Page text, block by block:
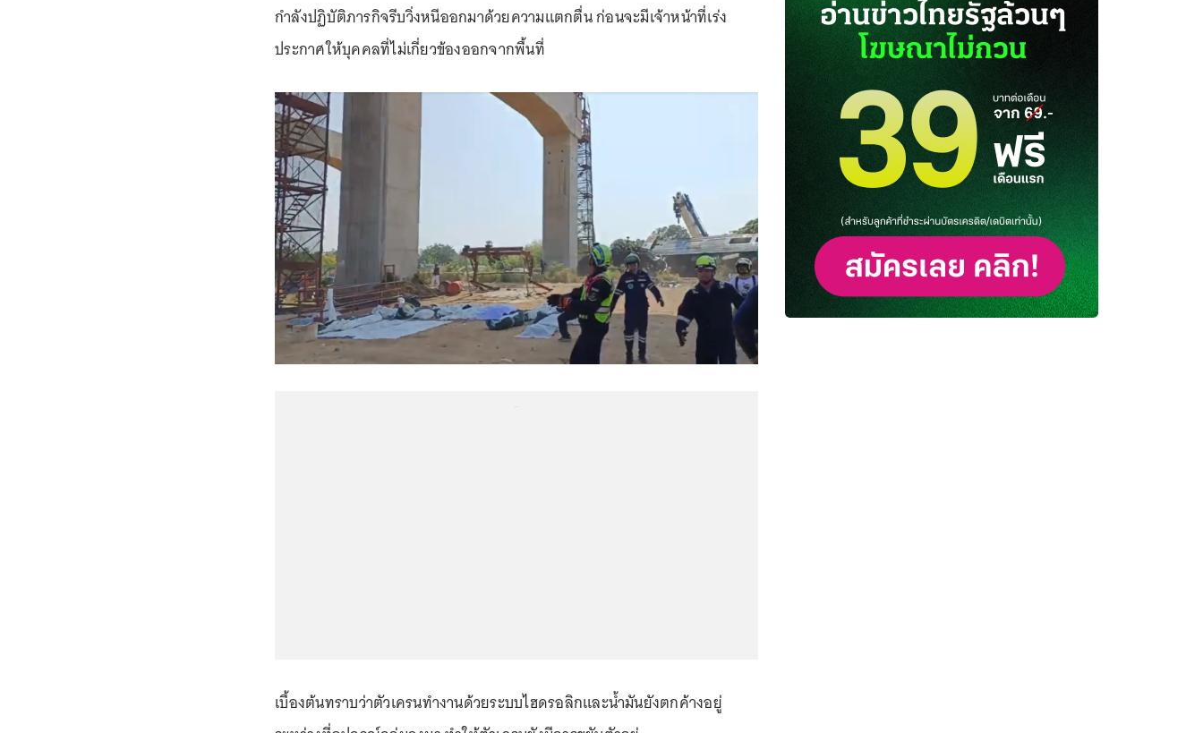
กำลังปฏิบัติภารกิจรีบวิ่งหนีออกมาด้วยความแตกตื่น ก่อนจะมีเจ้าหน้าที่เร่ง
ประกาศให้บุคคลที่ไม่เกี่ยวข้องออกจากพื้นที่
เบื้องต้นทราบว่าตัวเครนทำงานด้วยระบบไฮดรอลิกและน้ำมันยังตกค้างอยู่